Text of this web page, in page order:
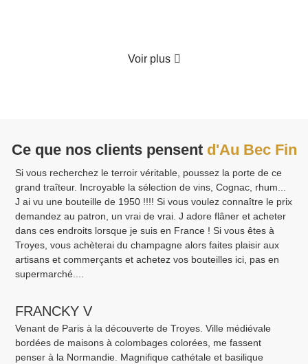
Voir plus
Ce que nos clients pensent d'Au Bec Fin
Si vous recherchez le terroir véritable, poussez la porte de ce
grand traîteur. Incroyable la sélection de vins, Cognac, rhum...
J ai vu une bouteille de 1950 !!!! Si vous voulez connaître le prix
demandez au patron, un vrai de vrai. J adore flâner et acheter
dans ces endroits lorsque je suis en France ! Si vous êtes à
Troyes, vous achèterai du champagne alors faites plaisir aux
artisans et commerçants et achetez vos bouteilles ici, pas en
supermarché....
FRANCKY V
Venant de Paris à la découverte de Troyes. Ville médiévale
bordées de maisons à colombages colorées, me fassent
penser à la Normandie. Magnifique cathétale et basilique